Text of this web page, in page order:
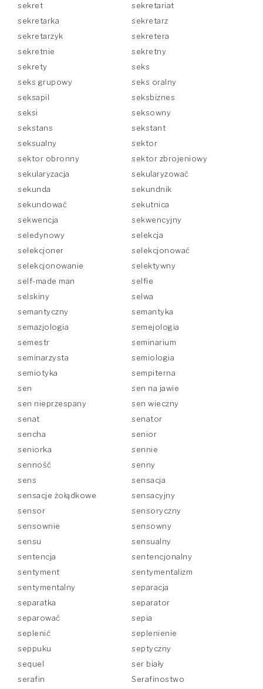
sekret
sekretariat
sekretarka
sekretarz
sekretarzyk
sekretera
sekretnie
sekretny
sekrety
seks
seks grupowy
seks oralny
seksapil
seksbiznes
seksi
seksowny
sekstans
sekstant
seksualny
sektor
sektor obronny
sektor zbrojeniowy
sekularyzacja
sekularyzować
sekunda
sekundnik
sekundować
sekutnica
sekwencja
sekwencyjny
seledynowy
selekcja
selekcjoner
selekcjonować
selekcjonowanie
selektywny
self-made man
selfie
selskiny
selwa
semantyczny
semantyka
semazjologia
semejologia
semestr
seminarium
seminarzysta
semiologia
semiotyka
sempiterna
sen
sen na jawie
sen nieprzespany
sen wieczny
senat
senator
sencha
senior
seniorka
sennie
senność
senny
sens
sensacja
sensacje żołądkowe
sensacyjny
sensor
sensoryczny
sensownie
sensowny
sensu
sensualny
sentencja
sentencjonalny
sentyment
sentymentalizm
sentymentalny
separacja
separatka
separator
separować
sepia
seplenić
seplenienie
seppuku
septyczny
sequel
ser biały
serafin
Serafinostwo